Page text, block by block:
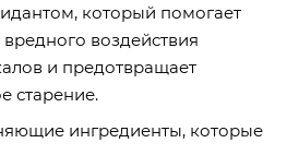
который помогает
воздействия
и предотвращает
старение.
ингредиенты, которые